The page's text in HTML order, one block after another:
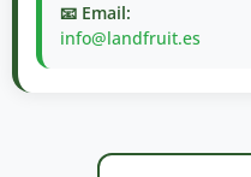
📧 Email:
info@landfruit.es